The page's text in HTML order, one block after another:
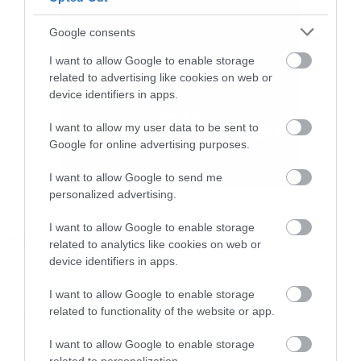
Google consents
I want to allow Google to enable storage
related to advertising like cookies on web or
device identifiers in apps.
I want to allow my user data to be sent to
Google for online advertising purposes.
I want to allow Google to send me
personalized advertising.
I want to allow Google to enable storage
related to analytics like cookies on web or
device identifiers in apps.
I want to allow Google to enable storage
related to functionality of the website or app.
I want to allow Google to enable storage
Καναδά, ξεκινώντας στις 31 Δεκεμβρίου στις 5
μ.μ., την ίδια στιγμή με την παγκόσμια πρεμιέρα
του επεισοδίου στο Netflix, και θα συνεχιστούν
μέχρι την 1η Ιανουαρίου 2026.
«Είμαστε ενθουσιασμένοι που οι fans θα έχουν
την ευκαιρία να ζήσουν το τελευταίο επεισόδιο
του Stranger Things στη μεγάλη οθόνη. Είναι
κάτι που ονειρευόμασταν εδώ και χρόνια και
είμαστε απίστευτα ευγνώμονες στον Ted, τη
Bela και σε όλους στο Netflix που το έκαναν
πραγματικότητα» δήλωσαν οι δημιουργοί της
σειράς Matt και Ross Duffer στο Tudum. «Το να
το δούμε σε κινηματογράφο, με απίστευτο ήχο,
STRANGER THINGS